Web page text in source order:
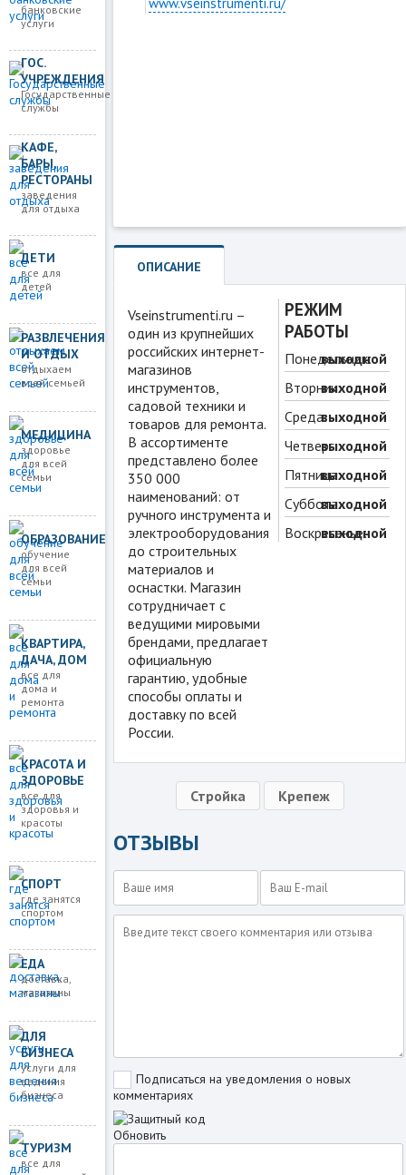
банковские
услуги
ГОС.
УЧРЕЖДЕНИЯ
Государственные
службы
КАФЕ,
БАРЫ,
РЕСТОРАНЫ
заведения
для отдыха
ДЕТИ
все для
детей
РАЗВЛЕЧЕНИЯ
И ОТДЫХ
отдыхаем
всей семьей
МЕДИЦИНА
здоровье
для всей
семьи
ОБРАЗОВАНИЕ
обучение
для всей
семьи
КВАРТИРА,
ДАЧА, ДОМ
все для
дома и
ремонта
КРАСОТА И
ЗДОРОВЬЕ
все для
здоровья и
красоты
СПОРТ
где занятся
спортом
ЕДА
доставка,
магазины
ДЛЯ
БИЗНЕСА
услуги для
ведения
бизнеса
ТУРИЗМ
все для
ОПИСАНИЕ
Vseinstrumenti.ru –
один из крупнейших
российских интернет-
магазинов
инструментов,
садовой техники и
товаров для ремонта.
В ассортименте
представлено более
350 000
наименований: от
ручного инструмента и
электрооборудования
до строительных
материалов и
оснастки. Магазин
сотрудничает с
ведущими мировыми
брендами, предлагает
официальную
гарантию, удобные
способы оплаты и
доставку по всей
России.
РЕЖИМ
РАБОТЫ
Понедельник:
выходной
Вторник:выходной
Среда:выходной
Четверг:выходной
Пятница:выходной
Суббота:выходной
Воскресенье:
выходной
Стройка Крепеж
ОТЗЫВЫ
Подписаться на уведомления о новых
комментариях
Обновить